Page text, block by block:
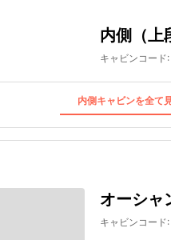
内側（上
キャビンコード:
内側キャビンを全て
オーシャ
キャビンコード: